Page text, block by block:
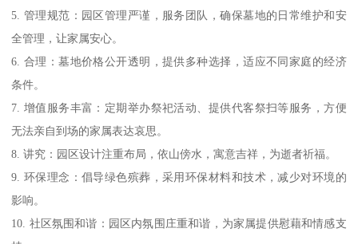
5. 管理规范：园区管理严谨，服务团队，确保墓地的日常维护和安
全管理，让家属安心。
6. 合理：墓地价格公开透明，提供多种选择，适应不同家庭的经济
条件。
7. 增值服务丰富：定期举办祭祀活动、提供代客祭扫等服务，方便
无法亲自到场的家属表达哀思。
8. 讲究：园区设计注重布局，依山傍水，寓意吉祥，为逝者祈福。
9. 环保理念：倡导绿色殡葬，采用环保材料和技术，减少对环境的
影响。
10. 社区氛围和谐：园区内氛围庄重和谐，为家属提供慰藉和情感支